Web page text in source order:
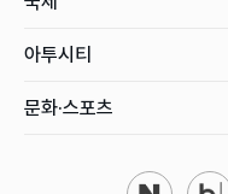
아투시티
문화·스포츠